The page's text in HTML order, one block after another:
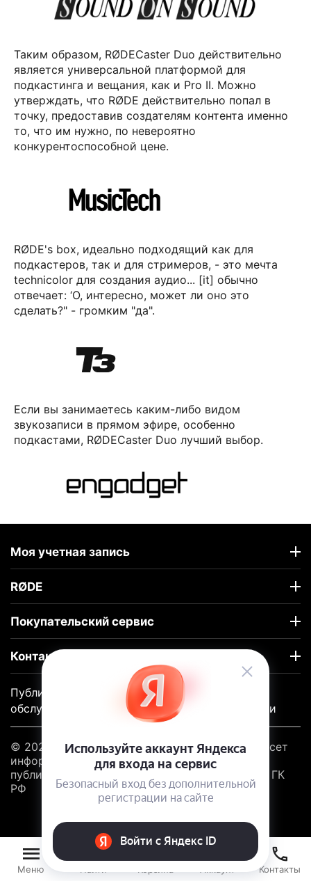
Таким образом, RØDECaster Duo действительно
является универсальной платформой для
подкастинга и вещания, как и Pro II. Можно
утверждать, что RØDE действительно попал в
точку, предоставив создателям контента именно
то, что им нужно, по невероятно
конкурентоспособной цене.
RØDE's box, идеально подходящий как для
подкастеров, так и для стримеров, - это мечта
technicolor для создания аудио... [it] обычно
отвечает: ‘О, интересно, может ли оно это
сделать?" - громким "да".
Если вы занимаетесь каким-либо видом
звукозаписи в прямом эфире, особенно
подкастами, RØDECaster Duo лучший выбор.
Моя учетная запись
RØDE
Покупательский сервис
Контакты
Публичный договор-оферты
Гарантийное
обслуживание |
Политика конфиденциальности
© 2020 - 2026 RODE. Информация на сайте несет
информационный характер и не является
публичной офертой в соответствии со ст. 437 ГК
РФ
Меню Контакты